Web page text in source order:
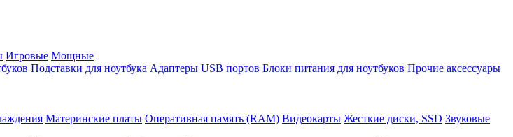
Игровые Мощные
Подставки для ноутбука Адаптеры USB портов Блоки питания для ноутбуков Прочие аксессуары
Материнские платы Оперативная память (RAM) Видеокарты Жесткие диски, SSD Звуковые